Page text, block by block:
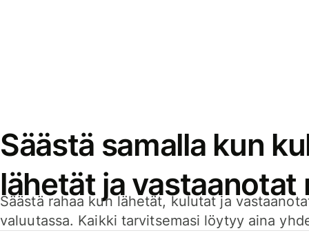
Säästä samalla kun
lähetät ja vastaanotat
Säästä rahaa kun lähetät, kulutat ja
valuutassa. Kaikki tarvitsemasi löytyy aina